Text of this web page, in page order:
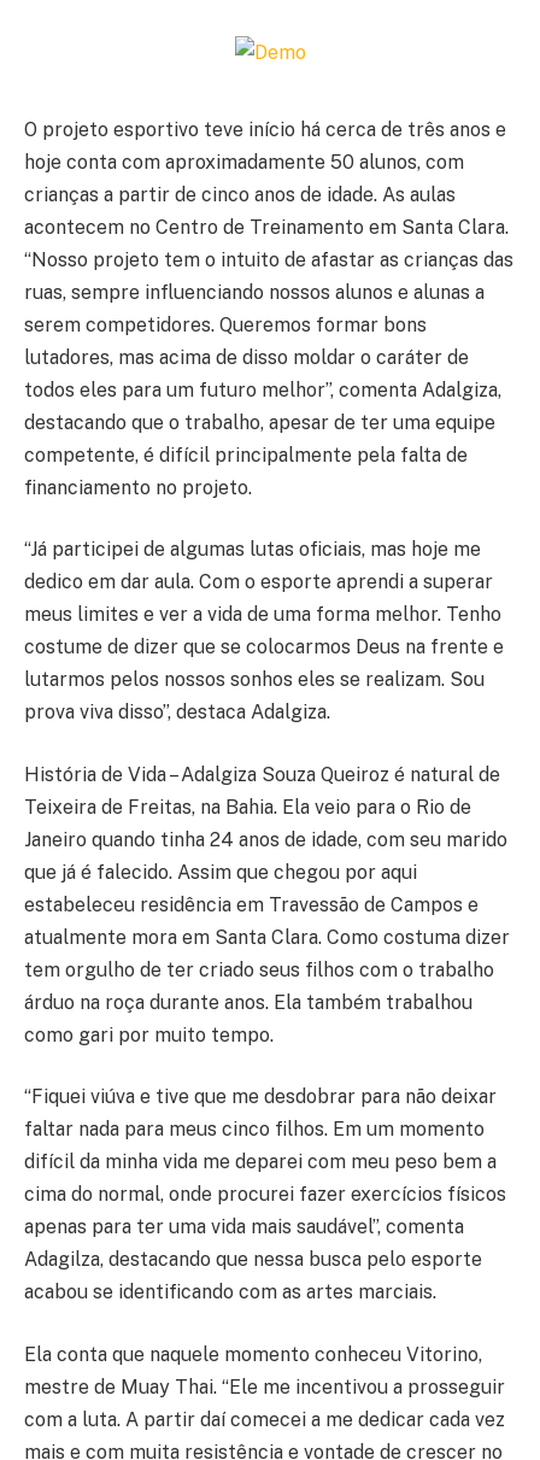
O projeto esportivo teve início há cerca de três anos e
hoje conta com aproximadamente 50 alunos, com
crianças a partir de cinco anos de idade. As aulas
acontecem no Centro de Treinamento em Santa Clara.
“Nosso projeto tem o intuito de afastar as crianças das
ruas, sempre influenciando nossos alunos e alunas a
serem competidores. Queremos formar bons
lutadores, mas acima de disso moldar o caráter de
todos eles para um futuro melhor”, comenta Adalgiza,
destacando que o trabalho, apesar de ter uma equipe
competente, é difícil principalmente pela falta de
financiamento no projeto.
“Já participei de algumas lutas oficiais, mas hoje me
dedico em dar aula. Com o esporte aprendi a superar
meus limites e ver a vida de uma forma melhor. Tenho
costume de dizer que se colocarmos Deus na frente e
lutarmos pelos nossos sonhos eles se realizam. Sou
prova viva disso”, destaca Adalgiza.
História de Vida – Adalgiza Souza Queiroz é natural de
Teixeira de Freitas, na Bahia. Ela veio para o Rio de
Janeiro quando tinha 24 anos de idade, com seu marido
que já é falecido. Assim que chegou por aqui
estabeleceu residência em Travessão de Campos e
atualmente mora em Santa Clara. Como costuma dizer
tem orgulho de ter criado seus filhos com o trabalho
árduo na roça durante anos. Ela também trabalhou
como gari por muito tempo.
“Fiquei viúva e tive que me desdobrar para não deixar
faltar nada para meus cinco filhos. Em um momento
difícil da minha vida me deparei com meu peso bem a
cima do normal, onde procurei fazer exercícios físicos
apenas para ter uma vida mais saudável”, comenta
Adagilza, destacando que nessa busca pelo esporte
acabou se identificando com as artes marciais.
Ela conta que naquele momento conheceu Vitorino,
mestre de Muay Thai. “Ele me incentivou a prosseguir
com a luta. A partir daí comecei a me dedicar cada vez
mais e com muita resistência e vontade de crescer no